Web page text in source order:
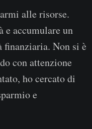
alle risorse.
accumulare un
finanziaria. Non si è
con attenzione
ho cercato di
e